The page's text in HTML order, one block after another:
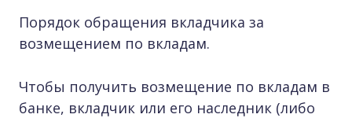
Порядок обращения вкладчика за
возмещением по вкладам.
Чтобы получить возмещение по вкладам в
банке, вкладчик или его наследник (либо